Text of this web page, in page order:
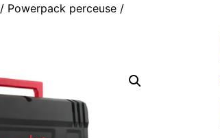
/ Powerpack perceuse /